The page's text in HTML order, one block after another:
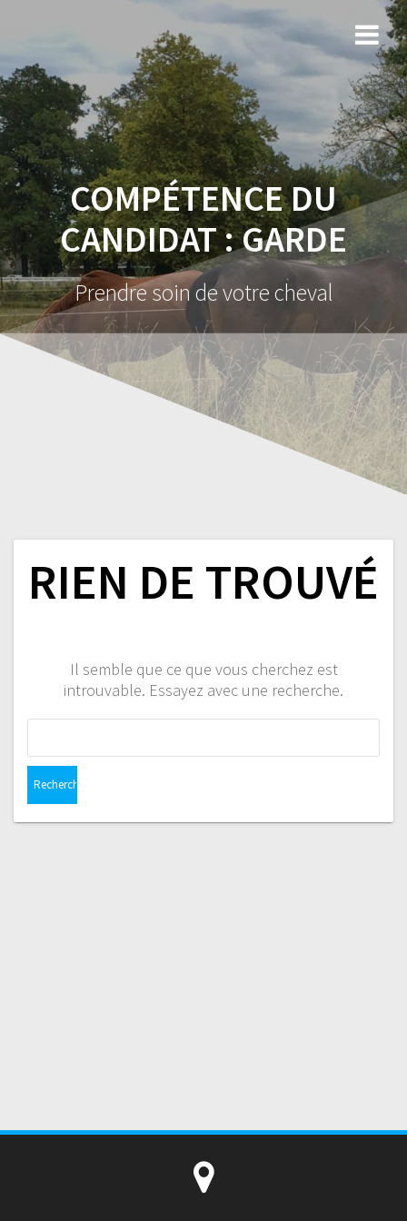
COMPÉTENCE DU
CANDIDAT :GARDE
Prendre soin de votre cheval
RIEN DE TROUVÉ
Il semble que ce que vous cherchez est
introuvable. Essayez avec une recherche.